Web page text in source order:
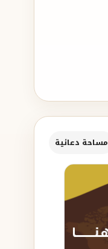
مساحة دعائية